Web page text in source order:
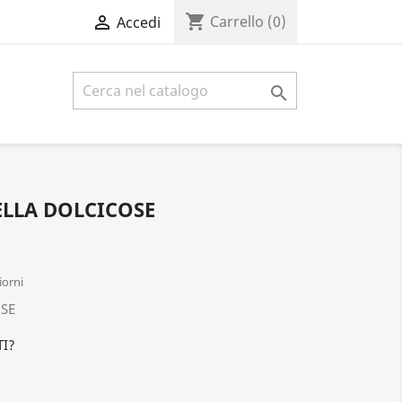
 Accedi shopping_cart Carrello (0)

DOLCICOSE